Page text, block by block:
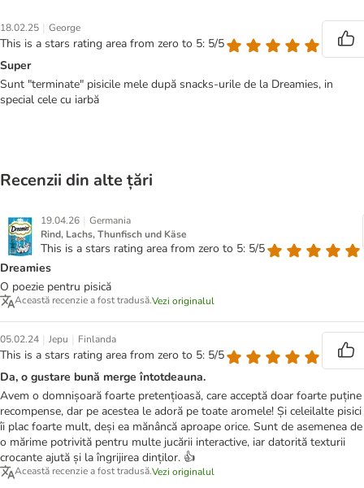
18.02.25 | George
This is a stars rating area from zero to 5: 5/5
Super
Sunt "terminate" pisicile mele după snacks-urile de la Dreamies, in
special cele cu iarbă
Recenzii din alte țări
19.04.26 | Germania
Rind, Lachs, Thunfisch und Käse
This is a stars rating area from zero to 5: 5/5
Dreamies
O poezie pentru pisică
Această recenzie a fost tradusă.Vezi originalul
05.02.24 | Jepu | Finlanda
This is a stars rating area from zero to 5: 5/5
Da, o gustare bună merge întotdeauna.
Avem o domnișoară foarte pretențioasă, care acceptă doar foarte puține
recompense, dar pe acestea le adoră pe toate aromele! Și celeilalte pisici
îi plac foarte mult, deși ea mănâncă aproape orice. Sunt de asemenea de
o mărime potrivită pentru multe jucării interactive, iar datorită texturii
crocante ajută și la îngrijirea dinților. 👍
Această recenzie a fost tradusă.Vezi originalul